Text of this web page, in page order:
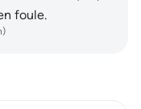
foule.